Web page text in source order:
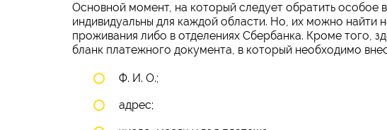
Основной момент, на который следует обратить особое
индивидуальны для каждой области. Но, их можно
проживания либо в отделениях Сбербанка. Кроме того,
бланк платежного документа, в который необходимо
Ф. И. О.;
адрес;